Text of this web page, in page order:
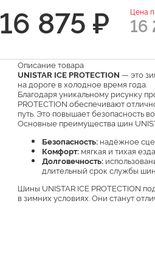
16 875 ₽ Цена
16
Описание товара
UNISTAR ICE PROTECTION — это
на дороге в холодное время года.
Благодаря уникальному рисунку
PROTECTION обеспечивают
путь. Это повышает безопасность
Основные преимущества шин
Безопасность: надёжное
Комфорт: мягкая и тихая
Долговечность:
длительный срок службы шин.
Шины UNISTAR ICE PROTECTION
в зимних условиях. Они станут